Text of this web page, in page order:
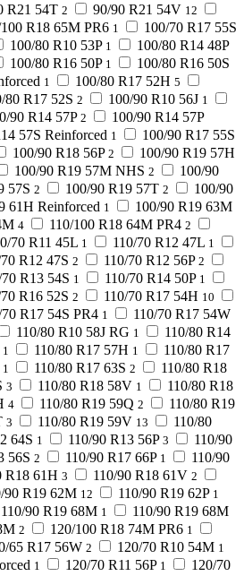
R21 54T 2 90/90 R21 54V 12
R18 65M PR6 1 100/70 R17 55S
100/80 R10 53P 1 100/80 R14 48P
100/80 R16 50P 1 100/80 R16 50S
1 100/80 R17 52H 5
80 R17 52S 2 100/90 R10 56J 1
90 R14 57P 2
100/90 R14 57P
57S Reinforced 1 100/90 R17 55S
100/90 R18 56P 2 100/90 R19 57H
100/90 R19 57M NHS 2
100/90
57S 2 100/90 R19 57T 2
100/90
61H Reinforced 1
100/90 R19 63M
4 110/100 R18 64M PR4 2
70 R11 45L 1 110/70 R12 47L 1
R12 47S 2 110/70 R12 56P 2
70 R13 54S 1 110/70 R14 50P 1
R16 52S 2 110/70 R17 54H 10
70 R17 54S PR4 1 110/70 R17 54W
110/80 R10 58J RG 1
110/80 R14
1 110/80 R17 57H 1
110/80 R17
1 110/80 R17 63S 2
110/80 R18
3 110/80 R18 58V 1
110/80 R18
4 110/80 R19 59Q 2
110/80 R19
3 110/80 R19 59V 13
110/80
64S 1 110/90 R13 56P 3
110/90
56S 2 110/90 R17 66P 1
110/90
R18 61H 3 110/90 R18 61V 2
90 R19 62M 12 110/90 R19 62P 1
110/90 R19 68M 1
110/90 R19 68M
2 120/100 R18 74M PR6 1
65 R17 56W 2 120/70 R10 54M 1
1 120/70 R11 56P 1
120/70